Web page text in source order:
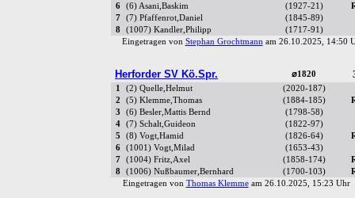
6
(6) Asani,Baskim (1927-21)
7
(7) Pfaffenrot,Daniel
(1845-89)
8
(1007) Kandler,Philipp
(1717-91)
Eingetragen von Stephan Grochtmannam 26.10.2025, 14:50
Herforder SV Kö.Spr. ⌀1820
1 (2) Quelle,Helmut
(2020-187)
2
(5) Klemme,Thomas (1884-185)
3
(6) Besler,Mattis Bernd
(1798-58)
4
(7) Schalt,Guideon
(1822-97)
5
(8) Vogt,Hamid (1826-64)
6
(1001) Vogt,Milad
(1653-43)
7
(1004) Fritz,Axel (1858-174)
8
(1006) Nußbaumer,Bernhard (1700-103)
Eingetragen von Thomas Klemmeam 26.10.2025, 15:23